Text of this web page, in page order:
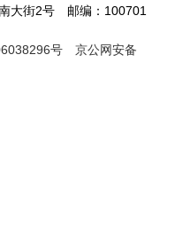
大街2号 邮编：100701
号
京公网安备